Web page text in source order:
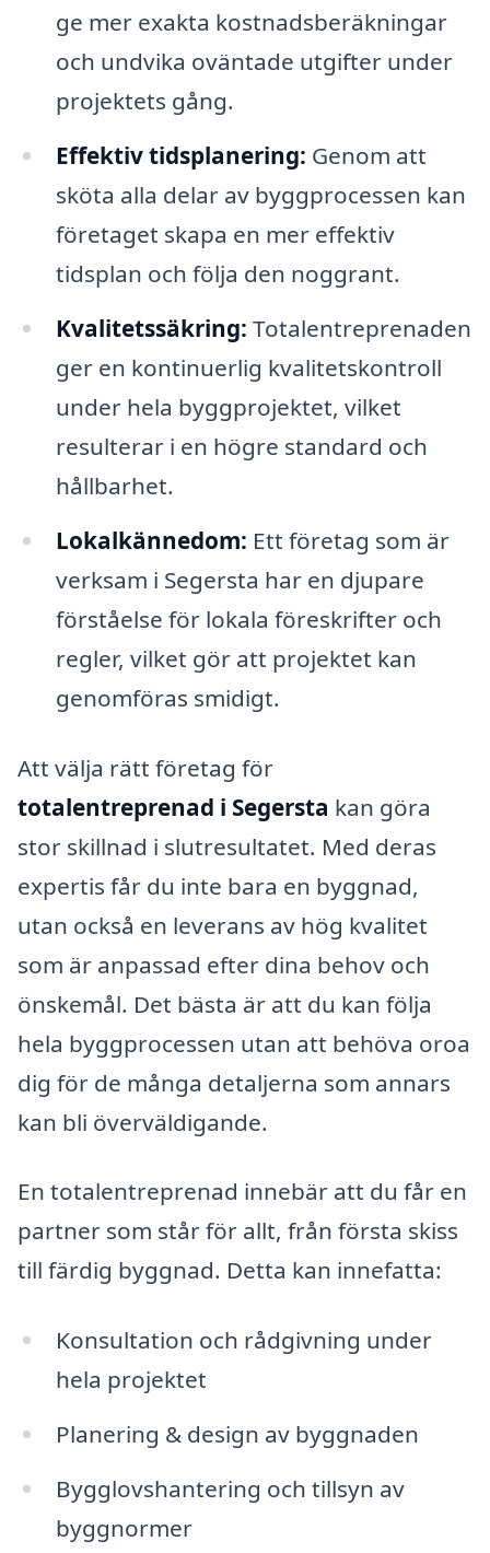
ge mer exakta kostnadsberäkningar
och undvika oväntade utgifter under
projektets gång.
Effektiv tidsplanering: Genom att
sköta alla delar av byggprocessen kan
företaget skapa en mer effektiv
tidsplan och följa den noggrant.
Kvalitetssäkring: Totalentreprenaden
ger en kontinuerlig kvalitetskontroll
under hela byggprojektet, vilket
resulterar i en högre standard och
hållbarhet.
Lokalkännedom: Ett företag som är
verksam i Segersta har en djupare
förståelse för lokala föreskrifter och
regler, vilket gör att projektet kan
genomföras smidigt.
Att välja rätt företag för
totalentreprenad i Segersta kan göra
stor skillnad i slutresultatet. Med deras
expertis får du inte bara en byggnad,
utan också en leverans av hög kvalitet
som är anpassad efter dina behov och
önskemål. Det bästa är att du kan följa
hela byggprocessen utan att behöva oroa
dig för de många detaljerna som annars
kan bli överväldigande.
En totalentreprenad innebär att du får en
partner som står för allt, från första skiss
till färdig byggnad. Detta kan innefatta:
Konsultation och rådgivning under
hela projektet
Planering & design av byggnaden
Bygglovshantering och tillsyn av
byggnormer